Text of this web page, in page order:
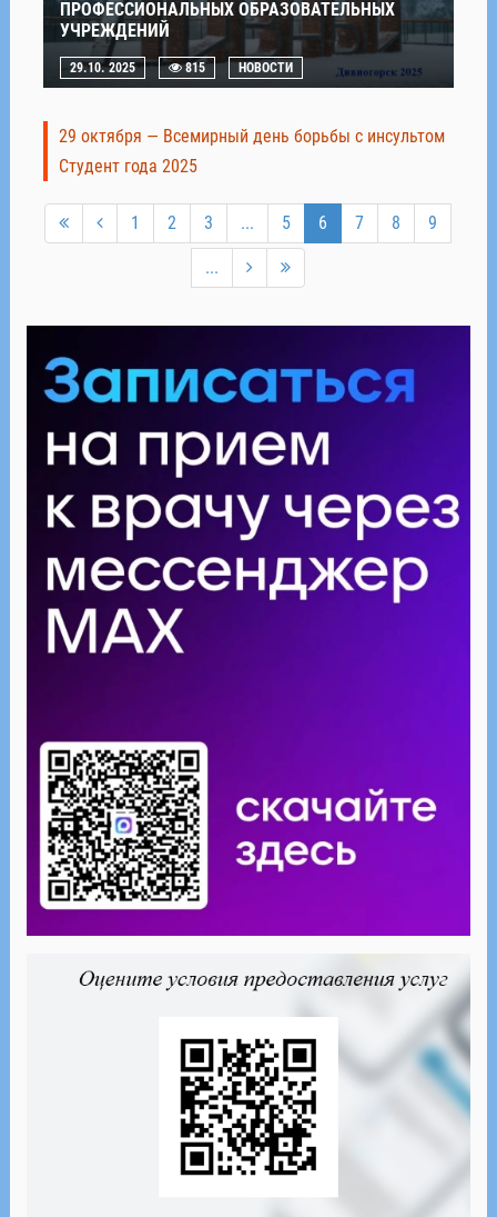
ПРОФЕССИОНАЛЬНЫХ ОБРАЗОВАТЕЛЬНЫХ
УЧРЕЖДЕНИЙ
29.10. 2025 815 НОВОСТИ
29 октября — Всемирный день борьбы с инсультом
Студент года 2025
1 2 3 ... 5 6 7 8 9
...